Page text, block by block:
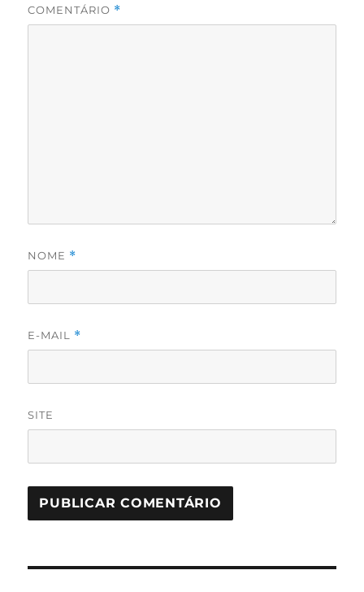
COMENTÁRIO *
NOME *
E-MAIL *
SITE